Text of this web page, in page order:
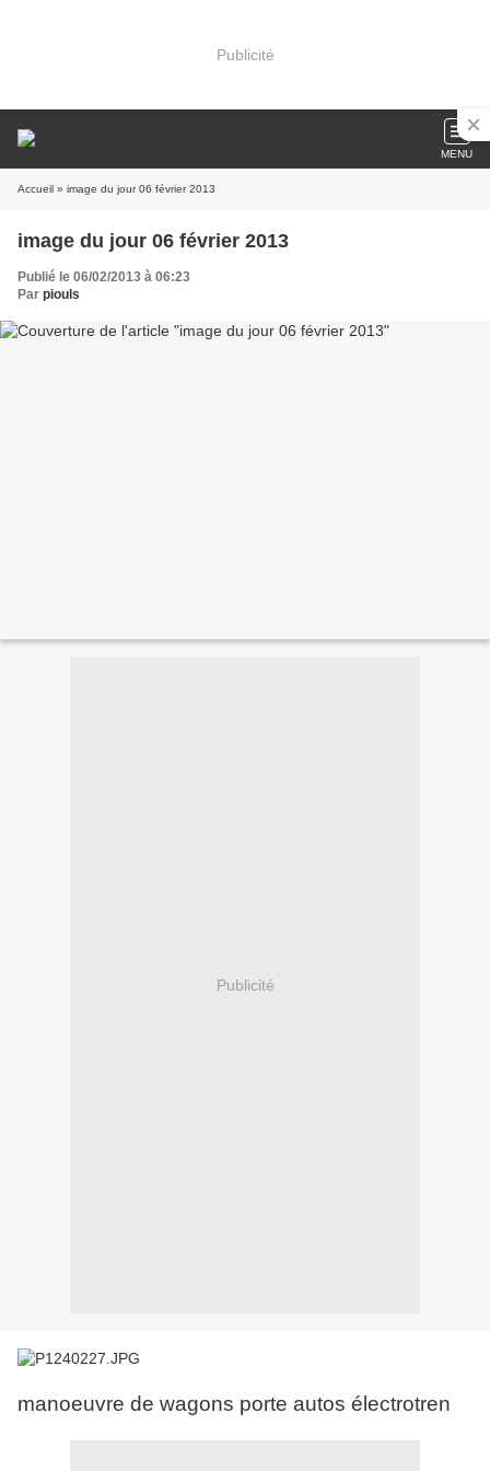
Publicité
MENU
Accueil » image du jour 06 février 2013
image du jour 06 février 2013
Publié le 06/02/2013 à 06:23
Par piouls
Publicité
manoeuvre de wagons porte autos électrotren